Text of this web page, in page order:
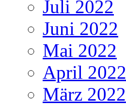
Juli 2022
Juni 2022
Mai 2022
April 2022
März 2022